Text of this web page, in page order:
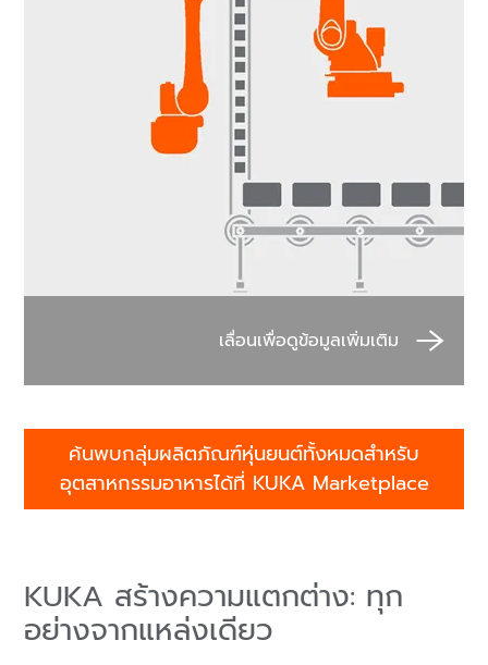
ค้นพบกลุ่มผลิตภัณฑ์หุ่นยนต์ทั้งหมดสำหรับ
อุตสาหกรรมอาหารได้ที่ KUKA Marketplace
KUKA สร้างความแตกต่าง: ทุก
อย่างจากแหล่งเดียว